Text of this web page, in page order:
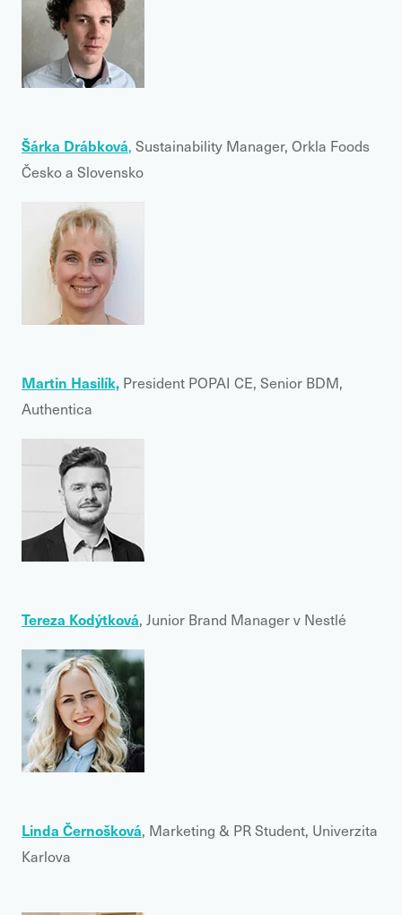
Šárka Drábková, Sustainability Manager, Orkla Foods
Česko a Slovensko
Martin Hasilík, President POPAI CE, Senior BDM,
Authentica
Tereza Kodýtková, Junior Brand Manager v Nestlé
Linda Černošková, Marketing & PR Student, Univerzita
Karlova